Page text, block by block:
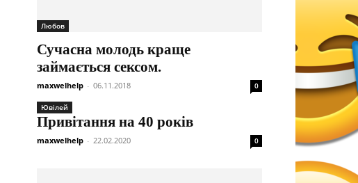
Любов
Сучасна молодь краще
займається сексом.
maxwelhelp - 06.11.2018 0
Ювілей
Привітання на 40 років
maxwelhelp - 22.02.2020 0